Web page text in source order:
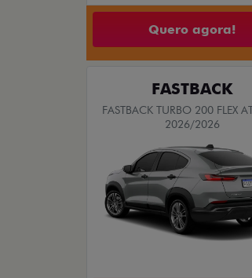
Quero agora!
FASTBACK
FASTBACK TURBO 200 FLEX
2026/2026